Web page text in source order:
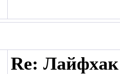
Re: